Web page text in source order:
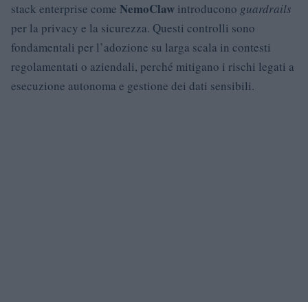
stack enterprise come NemoClaw introducono guardrails
per la privacy e la sicurezza. Questi controlli sono
fondamentali per l’adozione su larga scala in contesti
regolamentati o aziendali, perché mitigano i rischi legati a
esecuzione autonoma e gestione dei dati sensibili.